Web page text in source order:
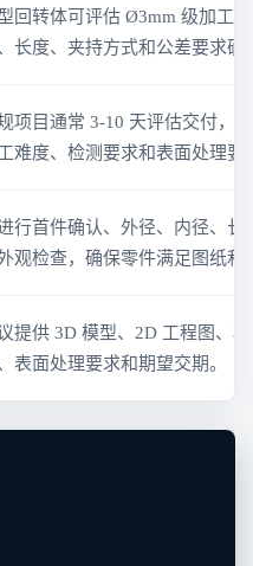
回转体可评估 Ø3mm 级加工
长度、夹持方式和公差要求确
项目通常 3-10 天评估交付，
难度、检测要求和表面处理要
行首件确认、外径、内径、
观检查，确保零件满足图纸和
提供 3D 模型、2D 工程图、
表面处理要求和期望交期。